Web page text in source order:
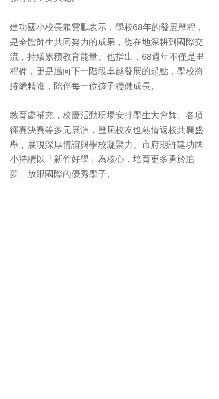
建功國小校長賴雲鵬表示，學校68年的發展歷程，
是全體師生共同努力的成果，從在地深耕到國際交
流，持續累積教育能量。他指出，68週年不僅是里
程碑，更是邁向下一階段卓越發展的起點，學校將
持續精進，陪伴每一位孩子穩健成長。
教育處補充，校慶活動現場安排學生大會舞、各項
徑賽決賽等多元展演，歷屆校友也熱情返校共襄盛
舉，展現深厚情誼與學校凝聚力。市府期許建功國
小持續以「新竹好學」為核心，培育更多勇於追
夢、放眼國際的優秀學子。